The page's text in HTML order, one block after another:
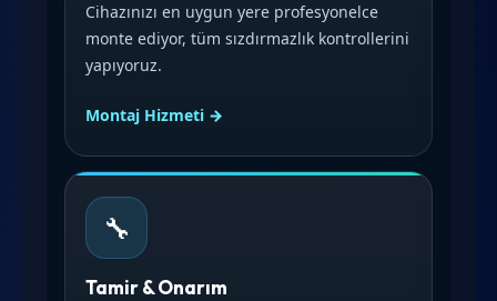
Cihazınızı en uygun yere profesyonelce
monte ediyor, tüm sızdırmazlık kontrollerini
yapıyoruz.
Montaj Hizmeti →
🔧
Tamir & Onarım